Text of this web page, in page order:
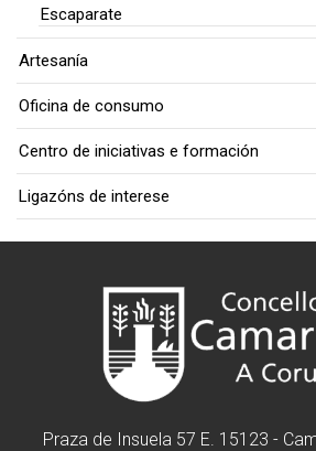
Escaparate
Artesanía
Oficina de consumo
Centro de iniciativas e formación
Ligazóns de interese
Praza de Insuela 57 E. 15123 -